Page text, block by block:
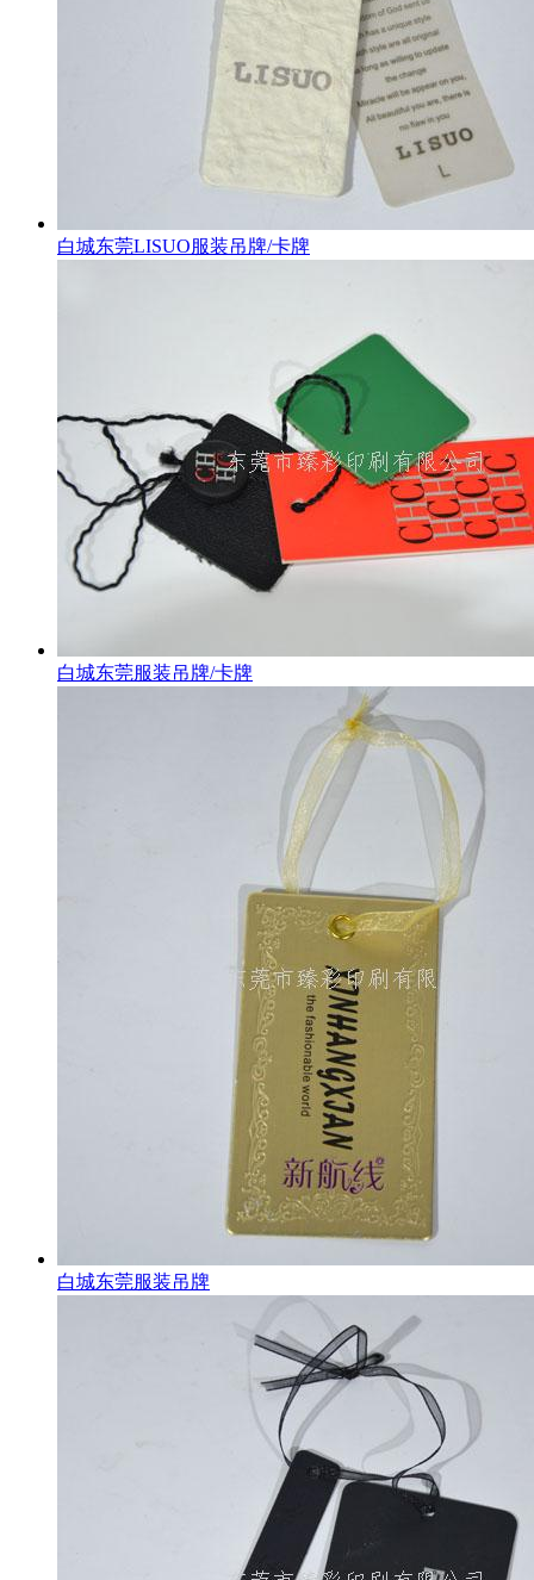
白城东莞LISUO服装吊牌/卡牌
白城东莞服装吊牌/卡牌
白城东莞服装吊牌